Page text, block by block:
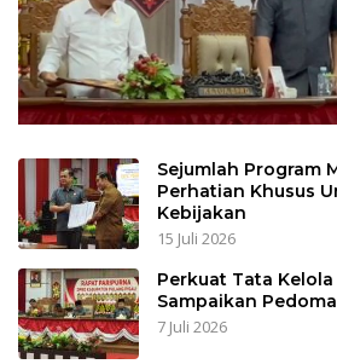
Sejumlah Program
Perhatian Khusus
Kebijakan
15 Juli 2026
Perkuat Tata
Sampaikan
7 Juli 2026